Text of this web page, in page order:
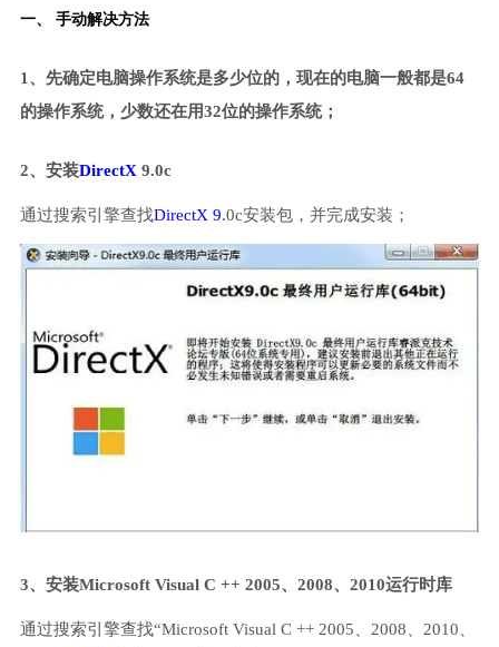
一、 手动解决方法
1、先确定电脑操作系统是多少位的，现在的电脑一般都是64
的操作系统，少数还在用32位的操作系统；
2、安装DirectX 9.0c
通过搜索引擎查找DirectX 9.0c安装包，并完成安装；
3、安装Microsoft Visual C ++ 2005、2008、2010运行时库
通过搜索引擎查找“Microsoft Visual C ++ 2005、2008、2010、